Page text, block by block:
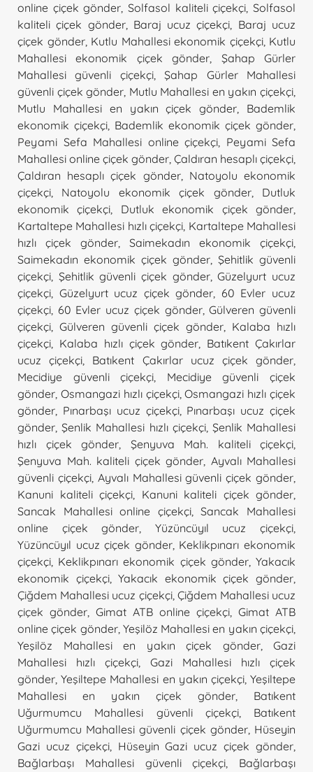
online çiçek gönder,Solfasol kaliteli çiçekçi,Solfasol
kaliteli çiçek gönder, Baraj ucuz çiçekçi, Baraj ucuz
çiçek gönder, Kutlu Mahallesi ekonomik çiçekçi, Kutlu
Mahallesi ekonomik çiçek gönder, Şahap Gürler
Mahallesi güvenli çiçekçi,Şahap Gürler Mahallesi
güvenli çiçek gönder, Mutlu Mahallesi en yakın çiçekçi,
Mutlu Mahallesi en yakın çiçek gönder, Bademlik
ekonomik çiçekçi, Bademlik ekonomik çiçek gönder,
Peyami Sefa Mahallesi online çiçekçi, Peyami Sefa
Mahallesi online çiçek gönder, Çaldıran hesaplı çiçekçi,
Çaldıran hesaplı çiçek gönder, Natoyolu ekonomik
çiçekçi, Natoyolu ekonomik çiçek gönder, Dutluk
ekonomik çiçekçi, Dutluk ekonomik çiçek gönder,
Kartaltepe Mahallesi hızlı çiçekçi, Kartaltepe Mahallesi
hızlı çiçek gönder, Saimekadın ekonomik çiçekçi,
Saimekadın ekonomik çiçek gönder, Şehitlik güvenli
çiçekçi, Şehitlik güvenli çiçek gönder,Güzelyurt ucuz
çiçekçi, Güzelyurt ucuz çiçek gönder, 60 Evler ucuz
çiçekçi, 60 Evler ucuz çiçek gönder,Gülveren güvenli
çiçekçi, Gülveren güvenli çiçek gönder, Kalaba hızlı
çiçekçi, Kalaba hızlı çiçek gönder, Batıkent Çakırlar
ucuz çiçekçi, Batıkent Çakırlar ucuz çiçek gönder,
Mecidiye güvenli çiçekçi, Mecidiye güvenli çiçek
gönder, Osmangazi hızlı çiçekçi,Osmangazi hızlı çiçek
gönder, Pınarbaşı ucuz çiçekçi, Pınarbaşı ucuz çiçek
gönder,Şenlik Mahallesi hızlı çiçekçi, Şenlik Mahallesi
hızlı çiçek gönder, Şenyuva Mah. kaliteli çiçekçi,
Şenyuva Mah. kaliteli çiçek gönder, Ayvalı Mahallesi
güvenli çiçekçi, Ayvalı Mahallesi güvenli çiçek gönder,
Kanuni kaliteli çiçekçi, Kanuni kaliteli çiçek gönder,
Sancak Mahallesi online çiçekçi,Sancak Mahallesi
online çiçek gönder, Yüzüncüyıl ucuz çiçekçi,
Yüzüncüyıl ucuz çiçek gönder, Keklikpınarı ekonomik
çiçekçi, Keklikpınarı ekonomik çiçek gönder,Yakacık
ekonomik çiçekçi,Yakacık ekonomik çiçek gönder,
Çiğdem Mahallesi ucuz çiçekçi, Çiğdem Mahallesi ucuz
çiçek gönder, Gimat ATB online çiçekçi, Gimat ATB
online çiçek gönder, Yeşilöz Mahallesi en yakın çiçekçi,
Yeşilöz Mahallesi en yakın çiçek gönder, Gazi
Mahallesi hızlı çiçekçi, Gazi Mahallesi hızlı çiçek
gönder,Yeşiltepe Mahallesi en yakın çiçekçi,Yeşiltepe
Mahallesi en yakın çiçek gönder, Batıkent
Uğurmumcu Mahallesi güvenli çiçekçi, Batıkent
Uğurmumcu Mahallesi güvenli çiçek gönder, Hüseyin
Gazi ucuz çiçekçi, Hüseyin Gazi ucuz çiçek gönder,
Bağlarbaşı Mahallesi güvenli çiçekçi, Bağlarbaşı